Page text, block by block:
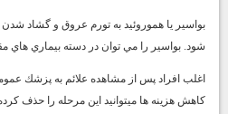
بواسير يا هموروئيد به تورم عروق و گشاد
شود. بواسير را مي توان در دسته بيماري هاي
اغلب افراد پس از مشاهده علائم به پزشك
كاهش هزينه ها ميتوانيد اين مرحله را حذف